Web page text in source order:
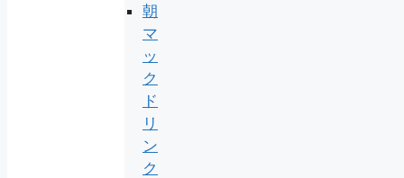
朝
マ
ッ
ク
ド
リ
ン
ク